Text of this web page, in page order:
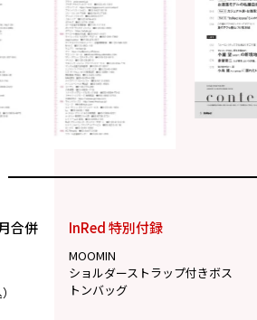
合併
InRed 特別付録
MOOMIN
ショルダーストラップ付きボス
トンバッグ